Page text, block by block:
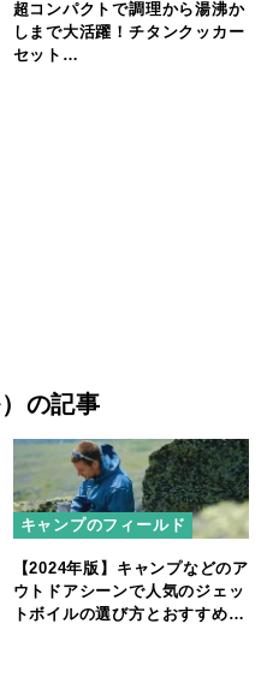
超コンパクトで調理から湯沸か
しまで大活躍！チタンクッカー
セット
の記事
キャンプのフィールド
【2024年版】キャンプなどのア
ウトドアシーンで人気のジェッ
トボイルの選び方とおすすめ6